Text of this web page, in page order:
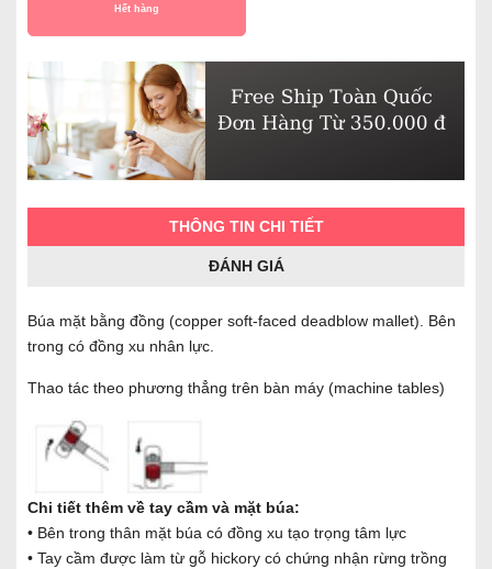
Hết hàng
THÔNG TIN CHI TIẾT
ĐÁNH GIÁ
Búa mặt bằng đồng (copper soft-faced deadblow mallet). Bên
trong có đồng xu nhân lực.
Thao tác theo phương thẳng trên bàn máy (machine tables)
Chi tiết thêm về tay cầm và mặt búa:
• Bên trong thân mặt búa có đồng xu tạo trọng tâm lực
• Tay cầm được làm từ gỗ hickory có chứng nhận rừng trồng